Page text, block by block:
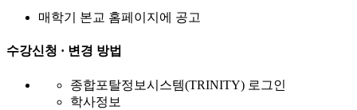
매학기 본교 홈페이지에 공고
수강신청 · 변경 방법
종합포탈정보시스템(TRINITY) 로그인
학사정보